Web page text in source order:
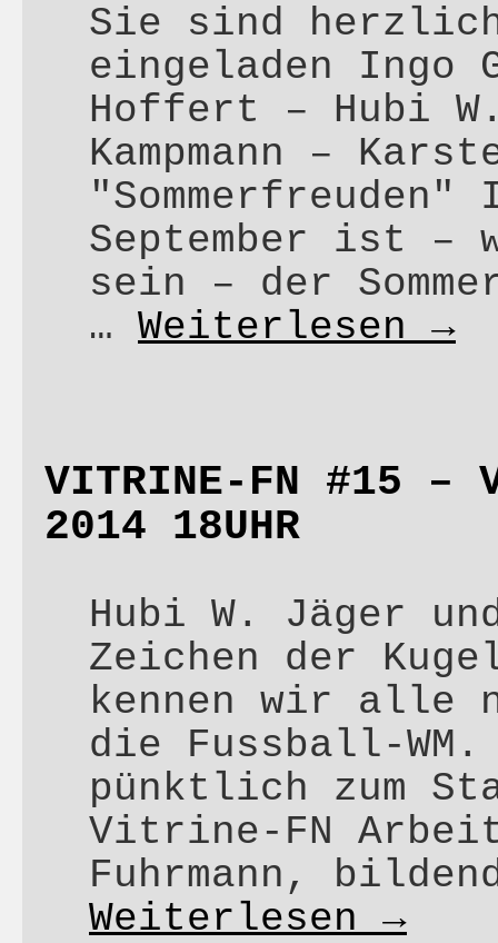
Sie sind
eingeladen Ingo
Hoffert – Hubi
Kampmann –
"Sommerfreuden"
September ist –
sein – der
… Weiterlesen →
VITRINE-FN #15 –
2014 18UHR
Hubi W. Jäger
Zeichen der
kennen wir alle
die Fussball-
pünktlich zum
Vitrine-FN
Fuhrmann,
Weiterlesen →